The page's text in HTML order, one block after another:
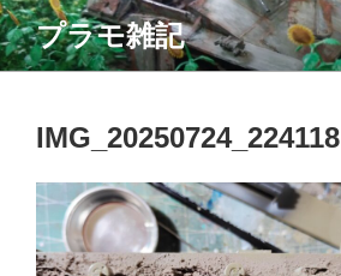
コ
ン
テ
プラモ雑記
IMG_20250724_224118